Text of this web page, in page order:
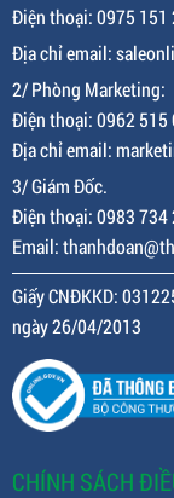
Điện thoại: 0975 151
Địa chỉ email:
2/ Phòng Marketing:
Điện thoại: 0962 515
Địa chỉ email:
3/ Giám Đốc.
Điện thoại: 0983 734
Email:
Giấy CNĐKKD:
ngày 26/04/2013
CHÍNH SÁCH